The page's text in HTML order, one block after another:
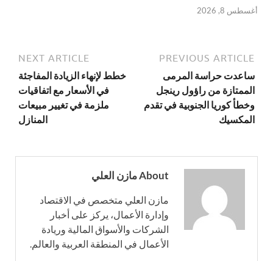
أغسطس 8, 2026
PREVIOUS ARTICLE
ساعدت حراسة المرمى
الممتازة من راؤول رينجل
وخطأ كوريا الجنوبية في تقدم
المكسيك
NEXT ARTICLE
خطط لإنهاء الزيادة المفاجئة
في الأسعار مع اتفاقيات
ملزمة في تغيير مبيعات
المنازل
About مازن العلي
مازن العلي متخصص في الاقتصاد
وإدارة الأعمال، يركز على أخبار
الشركات والأسواق المالية وريادة
الأعمال في المنطقة العربية والعالم.